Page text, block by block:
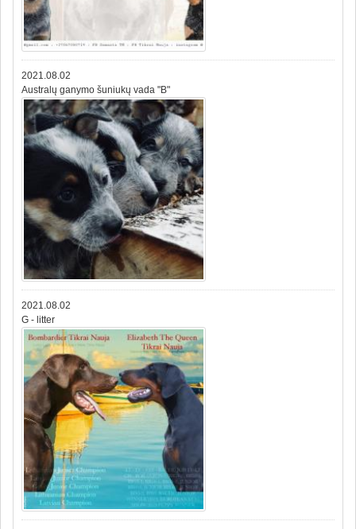
2021.08.02
Australų ganymo šuniukų vada "B"
2021.08.02
G - litter